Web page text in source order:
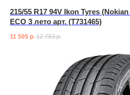
215/55 R17 94V Ikon Tyres
ECO 3 лето арт. (T731465)
11 505 р. 12 783 р.